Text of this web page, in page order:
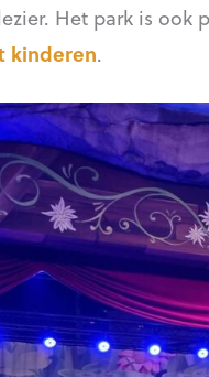
Het park is
kinderen.